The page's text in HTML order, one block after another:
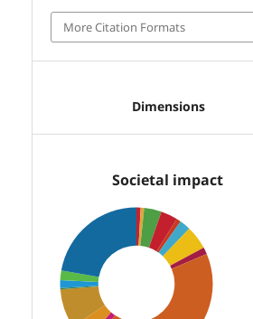
More Citation Formats
Dimensions
Societal impact